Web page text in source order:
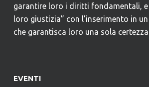
garantire loro i diritti fondamentali, e
loro giustizia” con l’inserimento in
che garantisca loro una sola certezza:
EVENTI